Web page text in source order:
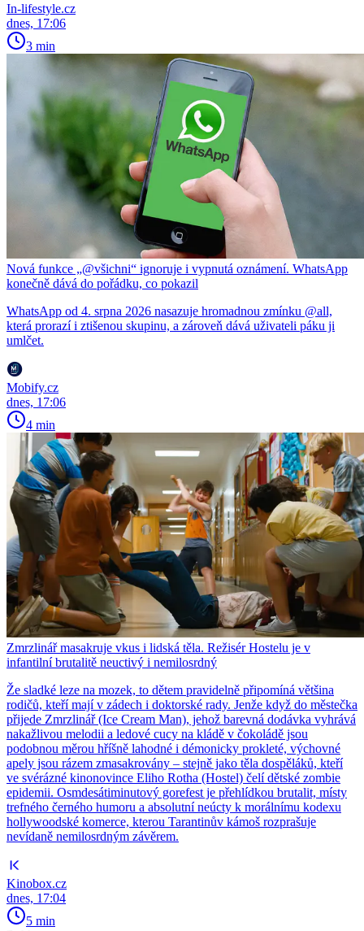
In-lifestyle.cz
dnes, 17:06
3 min
Nová funkce „@všichni“ ignoruje i vypnutá oznámení. WhatsApp
konečně dává do pořádku, co pokazil
WhatsApp od 4. srpna 2026 nasazuje hromadnou zmínku @all,
která prorazí i ztišenou skupinu, a zároveň dává uživateli páku ji
umlčet.
Mobify.cz
dnes, 17:06
4 min
Zmrzlinář masakruje vkus i lidská těla. Režisér Hostelu je v
infantilní brutalitě neuctivý i nemilosrdný
Že sladké leze na mozek, to dětem pravidelně připomíná většina
rodičů, kteří mají v zádech i doktorské rady. Jenže když do městečka
přijede Zmrzlinář (Ice Cream Man), jehož barevná dodávka vyhrává
nakažlivou melodii a ledové cucy na kládě v čokoládě jsou
podobnou měrou hříšně lahodné i démonicky prokleté, výchovné
apely jsou rázem zmasakrovány – stejně jako těla dospěláků, kteří
ve svérázné kinonovince Eliho Rotha (Hostel) čelí dětské zombie
epidemii. Osmdesátiminutový gorefest je přehlídkou brutalit, místy
trefného černého humoru a absolutní neúcty k morálnímu kodexu
hollywoodské komerce, kterou Tarantinův kámoš rozprašuje
nevídaně nemilosrdným závěrem.
Kinobox.cz
dnes, 17:04
5 min